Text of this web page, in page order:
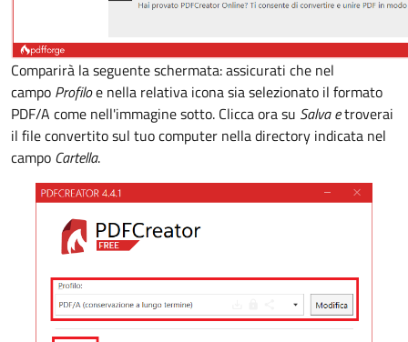
Comparirà la seguente schermata: assicurati che nel
campo Profiloe nella relativa icona sia selezionato il formato
PDF/A come nell'immagine sotto. Clicca ora su Salva etroverai
il file convertito sul tuo computer nella directory indicata nel
campo Cartella.